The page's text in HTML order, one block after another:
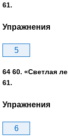
61.
Упражнения
5
64 60. «Светлая
61.
Упражнения
6